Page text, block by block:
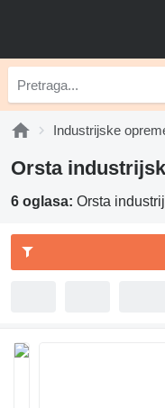
Industrijske
Orsta
6 oglasa: Orsta